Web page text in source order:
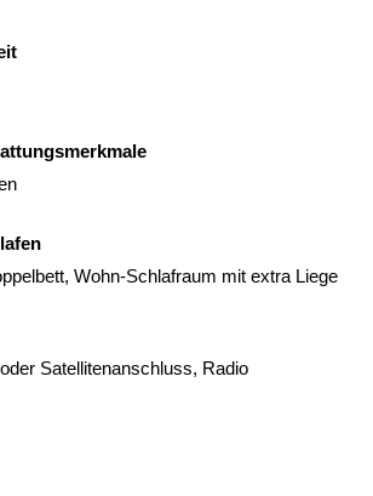
Wohn-Schlafraum mit extra Liege
Satellitenanschluss, Radio